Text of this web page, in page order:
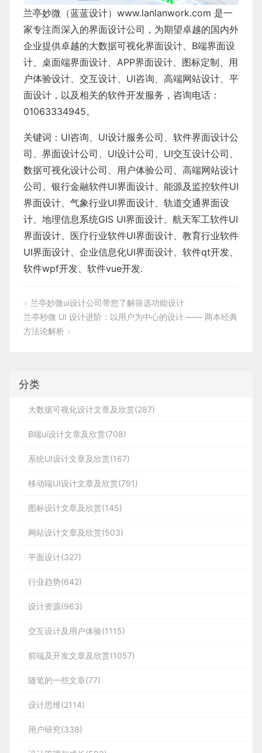
兰亭妙微（蓝蓝设计） www.lanlanwork.com 是一
家专注而深入的界面设计公司，为期望卓越的国内外
企业提供卓越的大数据可视化界面设计、 B端界面设
计、 桌面端界面设计、 APP界面设计、 图标定制、 用
户体验设计、 交互设计、 UI咨询、 高端网站设计、 平
面设计 ，以及相关的软件开发服务，咨询电话：
01063334945。
关键词： UI咨询、 UI设计服务公司 、 软件界面设计公
司、界面设计公司、 UI设计公司 、 UI交互设计公司 、
数据可视化设计公司 、 用户体验公司 、 高端网站设计
公司 、 银行金融软件UI界面设计、 能源及监控软件UI
界面设计、 气象行业UI界面设计、 轨道交通界面设
计、 地理信息系统GIS UI界面设计、 航天军工软件UI
界面设计、 医疗行业软件UI界面设计、 教育行业软件
UI界面设计、 企业信息化UI界面设计、 软件qt开发、
软件wpf开发、 软件vue开发.
« 兰亭妙微ui设计公司带您了解筛选功能设计
兰亭秒微 UI 设计进阶：以用户为中心的设计 —— 两本经典
方法论解析 »
分类
大数据可视化设计文章及欣赏(287)
B端ui设计文章及欣赏(708)
系统UI设计文章及欣赏(167)
移动端UI设计文章及欣赏(791)
图标设计文章及欣赏(145)
网站设计文章及欣赏(503)
平面设计(327)
行业趋势(642)
设计资源(963)
交互设计及用户体验(1115)
前端及开发文章及欣赏(1057)
随笔的一些文章(77)
设计思维(2114)
用户研究(338)